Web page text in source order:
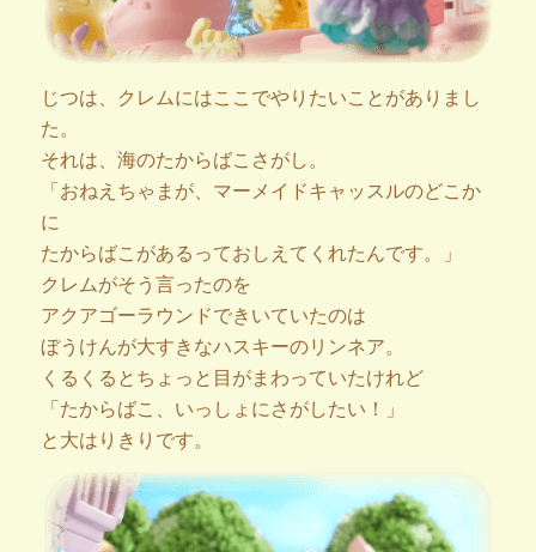
じつは、クレムにはここでやりたいことがありまし
た。
それは、海のたからばこさがし。
「おねえちゃまが、マーメイドキャッスルのどこか
に
たからばこがあるっておしえてくれたんです。」
クレムがそう言ったのを
アクアゴーラウンドできいていたのは
ぼうけんが大すきなハスキーのリンネア。
くるくるとちょっと目がまわっていたけれど
「たからばこ、いっしょにさがしたい！」
と大はりきりです。